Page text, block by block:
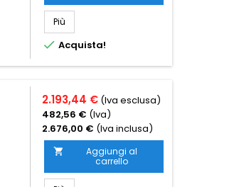
Più
 Acquista!
2.193,44 € (Iva esclusa)
482,56 € (Iva)
2.676,00 € (Iva inclusa)

Aggiungi al
carrello